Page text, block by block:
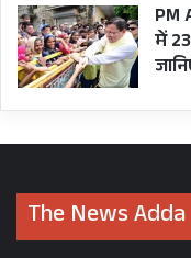
PM
में
The News Adda